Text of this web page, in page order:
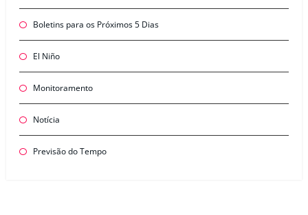
Boletins para os Próximos 5 Dias
El Niño
Monitoramento
Notícia
Previsão do Tempo